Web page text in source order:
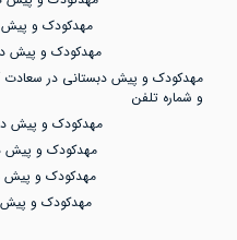
مهدکودک و پیش
مهدکودک و پیش
مهدکودک و پیش دبستانی در سعادت
و شماره تلفن
مهدکودک و پیش
مهدکودک و پیش
مهدکودک و پیش
مهدکودک و